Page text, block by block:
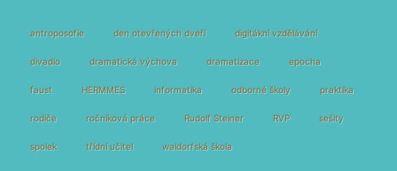
antroposofie den otevřených dveří digitákní vzdělávání
divadlo dramatická výchova dramatizace epocha
faust HERMMES informatika odborné školy praktika
rodiče ročníková práce Rudolf Steiner RVP sešity
spolek třídní učitel waldorfská škola